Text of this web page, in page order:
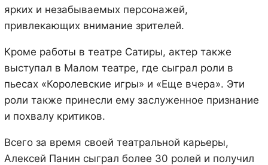
ярких и незабываемых персонажей,
привлекающих внимание зрителей.
Кроме работы в театре Сатиры, актер также
выступал в Малом театре, где сыграл роли в
пьесах «Королевские игры» и «Еще вчера». Эти
роли также принесли ему заслуженное признание
и похвалу критиков.
Всего за время своей театральной карьеры,
Алексей Панин сыграл более 30 ролей и получил